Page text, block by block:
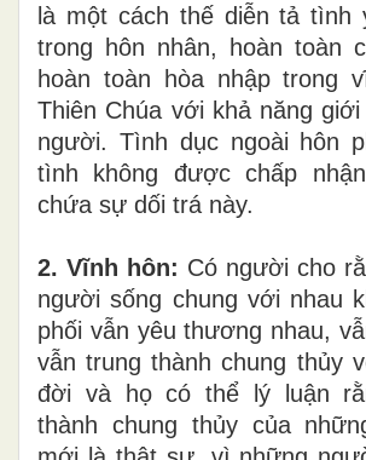
là một cách thế diễn tả tình
trong hôn nhân, hoàn toàn
hoàn toàn hòanhập trong
Thiên Chúa với khả năng
người. Tình dục ngoài hôn
tình không được chấp
chứa sự dối trá này.
2. Vĩnh hôn: Có người cho
người sống chung với nhau
phối vẫn yêuthương nhau,
vẫn trung thành chung thủy
đời và họ có thể lý luận
thành chung thủy của